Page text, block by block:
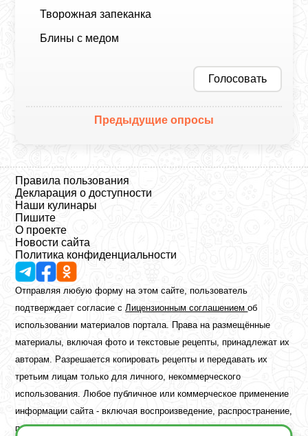
Творожная запеканка
Блины с медом
Голосовать
Предыдущие опросы
Правила пользования
Декларация о доступности
Наши кулинары
Пишите
О проекте
Новости сайта
Политика конфиденциальности
Отправляя любую форму на этом сайте, пользователь
подтверждает согласие сЛицензионным соглашениемоб
использовании материалов портала. Права на размещённые
материалы, включая фото и текстовые рецепты, принадлежат их
авторам. Разрешается копировать рецепты и передавать их
третьим лицам только для личного, некоммерческого
использования. Любое публичное или коммерческое применение
информации сайта - включая воспроизведение, распространение,
публикацию или обработку - возможно лишь при наличии